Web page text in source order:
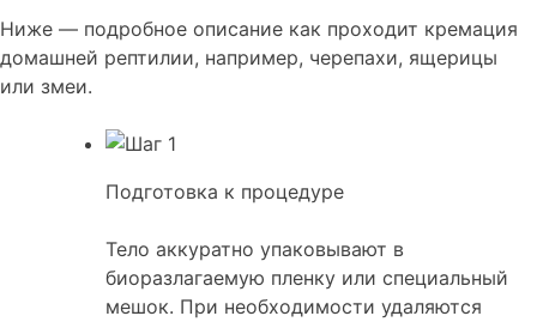
Ниже — подробное описание как проходит кремация
домашней рептилии, например, черепахи, ящерицы
или змеи.
Подготовка к процедуре
Тело аккуратно упаковывают в
биоразлагаемую пленку или специальный
мешок. При необходимости удаляются